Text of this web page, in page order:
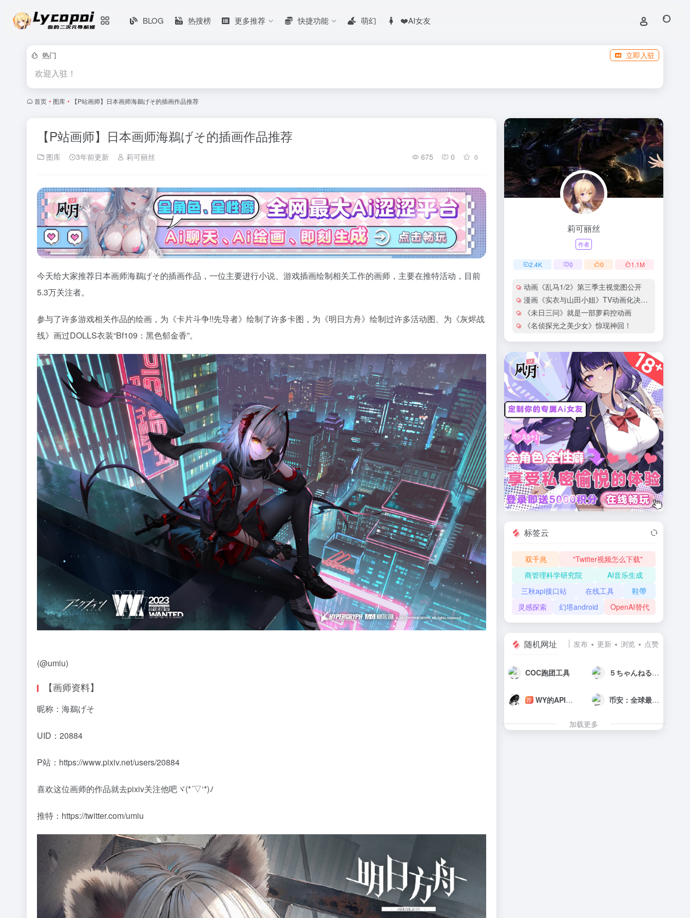
BLOG 热搜榜 更多推荐 快捷功能 萌幻 ❤️AI女友
热门 立即入驻
欢迎入驻！
首页 • 图库 • 【P站画师】日本画师海鵜げそ的插画作品推荐
【P站画师】日本画师海鵜げそ的插画作品推荐
图库 3年前更新 莉可丽丝 675 0 0
今天给大家推荐日本画师海鵜げそ的插画作品，一位主要进行小说、游戏插画绘制相关工作的画师，主要在推特活动，目前
5.3万关注者。
参与了许多游戏相关作品的绘画，为《卡片斗争!!先导者》绘制了许多卡图，为《明日方舟》绘制过许多活动图、为《灰烬战
线》画过DOLLS衣装“Bf109：黑色郁金香”。
(@umiu)
【画师资料】
昵称：海鵜げそ
UID：20884
P站：https://www.pixiv.net/users/20884
喜欢这位画师的作品就去pixiv关注他吧ヾ(*´▽‘*)ﾉ
推特：https://twitter.com/umiu
莉可丽丝
作者
2.4K 0 0 1.1M
动画《乱马1/2》第三季主视觉图公开
漫画《实衣与山田小姐》TV动画化决定！
《未日三问》就是一部萝莉控动画
《名侦探光之美少女》惊现神回！
标签云
双千兆
"Twitter视频怎么下载"
商管理科学研究院
AI音乐生成
三秋api接口站
在线工具
鞋帶
灵感探索
幻塔android OpenAI替代
随机网址 发布 更新 浏览 点赞
COC跑团工具 ５ちゃんねる 5ch
荐 WY的API工具箱 币安：全球最值得信赖的加密货币买卖和投资平台
加载更多